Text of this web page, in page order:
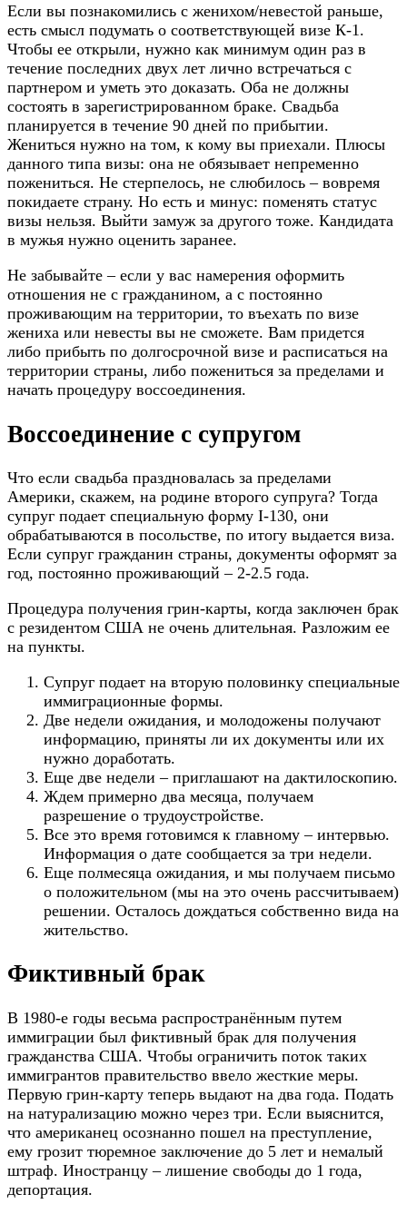
Если вы познакомились с женихом/невестой раньше,
есть смысл подумать о соответствующей визе К-1.
Чтобы ее открыли, нужно как минимум один раз в
течение последних двух лет лично встречаться с
партнером и уметь это доказать. Оба не должны
состоять в зарегистрированном браке. Свадьба
планируется в течение 90 дней по прибытии.
Жениться нужно на том, к кому вы приехали. Плюсы
данного типа визы: она не обязывает непременно
пожениться. Не стерпелось, не слюбилось – вовремя
покидаете страну. Но есть и минус: поменять статус
визы нельзя. Выйти замуж за другого тоже. Кандидата
в мужья нужно оценить заранее.
Не забывайте – если у вас намерения оформить
отношения не с гражданином, а с постоянно
проживающим на территории, то въехать по визе
жениха или невесты вы не сможете. Вам придется
либо прибыть по долгосрочной визе и расписаться на
территории страны, либо пожениться за пределами и
начать процедуру воссоединения.
Воссоединение с супругом
Что если свадьба праздновалась за пределами
Америки, скажем, на родине второго супруга? Тогда
супруг подает специальную форму I-130, они
обрабатываются в посольстве, по итогу выдается виза.
Если супруг гражданин страны, документы оформят за
год, постоянно проживающий – 2-2.5 года.
Процедура получения грин-карты, когда заключен брак
с резидентом США не очень длительная. Разложим ее
на пункты.
Супруг подает на вторую половинку специальные
иммиграционные формы.
Две недели ожидания, и молодожены получают
информацию, приняты ли их документы или их
нужно доработать.
Еще две недели – приглашают на дактилоскопию.
Ждем примерно два месяца, получаем
разрешение о трудоустройстве.
Все это время готовимся к главному – интервью.
Информация о дате сообщается за три недели.
Еще полмесяца ожидания, и мы получаем письмо
о положительном (мы на это очень рассчитываем)
решении. Осталось дождаться собственно вида на
жительство.
Фиктивный брак
В 1980-е годы весьма распространённым путем
иммиграции был фиктивный брак для получения
гражданства США. Чтобы ограничить поток таких
иммигрантов правительство ввело жесткие меры.
Первую грин-карту теперь выдают на два года. Подать
на натурализацию можно через три. Если выяснится,
что американец осознанно пошел на преступление,
ему грозит тюремное заключение до 5 лет и немалый
штраф. Иностранцу – лишение свободы до 1 года,
депортация.